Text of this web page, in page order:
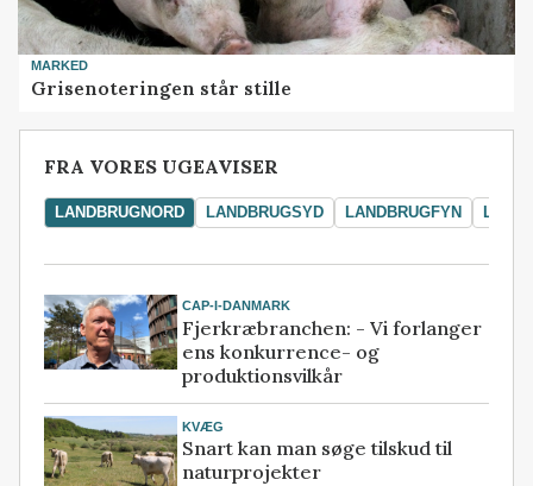
MARKED
Grisenoteringen står stille
FRA VORES UGEAVISER
LANDBRUGNORD LANDBRUGSYD LANDBRUGFYN
CAP-I-DANMARK
Fjerkræbranchen: - Vi forlanger
ens konkurrence- og
produktionsvilkår
KVÆG
Snart kan man søge tilskud til
naturprojekter